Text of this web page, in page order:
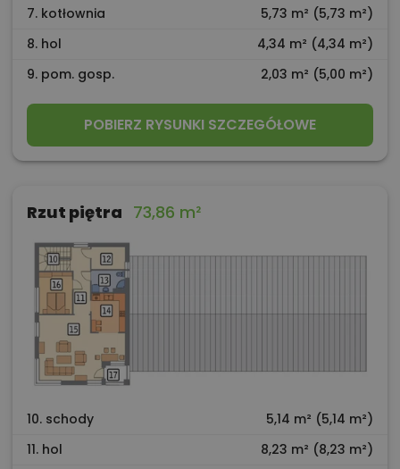
7. kotłownia
5,73 m² (5,73 m²)
8. hol
4,34 m² (4,34 m²)
9. pom. gosp.
2,03 m² (5,00 m²)
POBIERZ RYSUNKI SZCZEGÓŁOWE
Rzut piętra 73,86 m²
10. schody
5,14 m² (5,14 m²)
11. hol
8,23 m² (8,23 m²)